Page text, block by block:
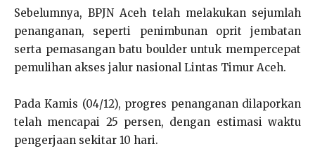
Sebelumnya, BPJN Aceh telah melakukan sejumlah
penanganan, seperti penimbunan oprit jembatan
serta pemasangan batu boulder untuk mempercepat
pemulihan akses jalur nasional Lintas Timur Aceh.
Pada Kamis (04/12), progres penanganan dilaporkan
telah mencapai 25 persen, dengan estimasi waktu
pengerjaan sekitar 10 hari.